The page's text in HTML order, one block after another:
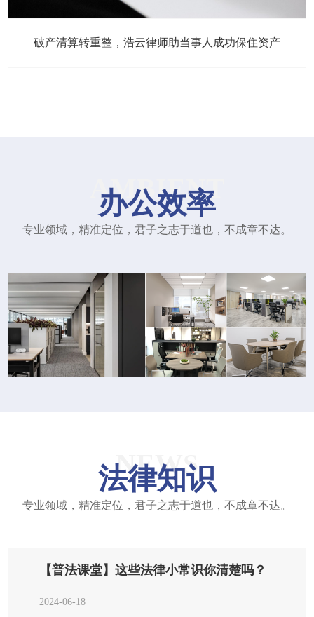
破产清算转重整，浩云律师助当事人成功保住资产
AMBIENT
办公效率
专业领域，精准定位，君子之志于道也，不成章不达。
NEWS
法律知识
专业领域，精准定位，君子之志于道也，不成章不达。
【普法课堂】这些法律小常识你清楚吗？
2024-06-18